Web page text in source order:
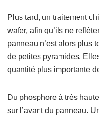
Plus tard, un traitement
wafer, afin qu’ils ne
panneau n’est alors plus
de petites pyramides.
quantité plus importante
Du phosphore à très
sur l’avant du panneau.